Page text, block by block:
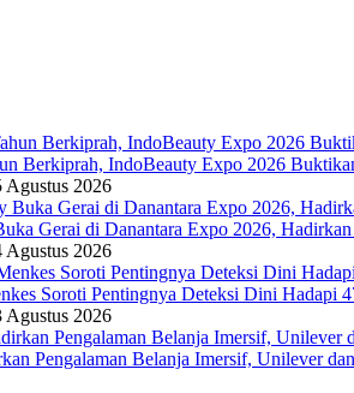
Berkiprah, IndoBeauty Expo 2026
Agustus 2026
Gerai di Danantara Expo 2026,
Agustus 2026
Soroti Pentingnya Deteksi Dini Hadapi
Agustus 2026
Pengalaman Belanja Imersif, Unilever